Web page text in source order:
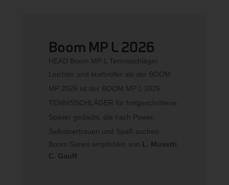
Boom MP L 2026
HEAD Boom MP L Tennisschläger
Leichter und kraftvoller als der BOOM
MP 2026 ist der BOOM MP L 2026
TENNISSCHLÄGER für fortgeschrittene
Spieler gedacht, die nach Power,
Selbstvertrauen und Spaß suchen.
Boom Series empfohlen von L. Musetti
C. Gauff